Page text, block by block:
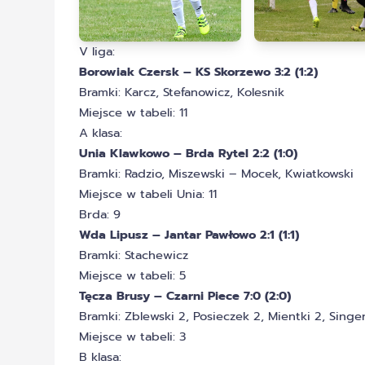
V liga:
Borowiak Czersk – KS Skorzewo 3:2 (1:2)
Bramki: Karcz, Stefanowicz, Kolesnik
Miejsce w tabeli: 11
A klasa:
Unia Klawkowo – Brda Rytel 2:2 (1:0)
Bramki: Radzio, Miszewski – Mocek, Kwiatkowski
Miejsce w tabeli Unia: 11
Brda: 9
Wda Lipusz – Jantar Pawłowo 2:1 (1:1)
Bramki: Stachewicz
Miejsce w tabeli: 5
Tęcza Brusy – Czarni Piece 7:0 (2:0)
Bramki: Zblewski 2, Posieczek 2, Mientki 2,
Miejsce w tabeli: 3
B klasa: